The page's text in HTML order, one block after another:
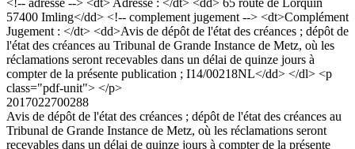
57400 Imling</dd> <!-- complement jugement --> <dt>Complément
Jugement : </dt> <dd>Avis de dépôt de l'état des créances ; dépôt de
l'état des créances au Tribunal de Grande Instance de Metz, où les
réclamations seront recevables dans un délai de quinze jours à
compter de la présente publication ; I14/00218NL</dd> </dl> <p
class="pdf-unit"> </p>
2017022700288
Avis de dépôt de l'état des créances ; dépôt de l'état des créances au
Tribunal de Grande Instance de Metz, où les réclamations seront
recevables dans un délai de quinze jours à compter de la présente